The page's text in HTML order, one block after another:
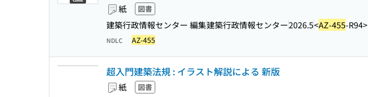
紙 図書
建築行政情報センター 編集建築行政情報センター2026.5<AZ-455-R94>
NDLC AZ-455
超入門建築法規 : イラスト解説による 新版
紙 図書